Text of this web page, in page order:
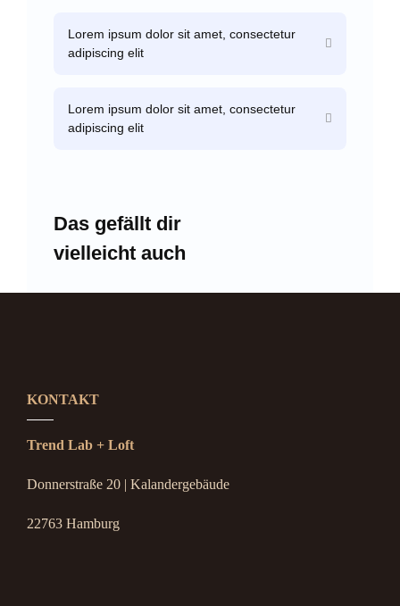
Lorem ipsum dolor sit amet, consectetur
adipiscing elit
Lorem ipsum dolor sit amet, consectetur
adipiscing elit
Das gefällt dir
vielleicht auch
KONTAKT
Trend Lab + Loft
Donnerstraße 20 | Kalandergebäude
22763 Hamburg